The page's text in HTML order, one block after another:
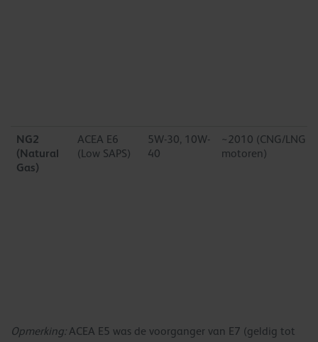
NG2
(Natural
Gas)
ACEA E6
(Low SAPS)
5W-30, 10W-
40
~2010 (CNG/LNG
motoren)
Opmerking:ACEA E5 was de voorganger van E7 (geldig tot